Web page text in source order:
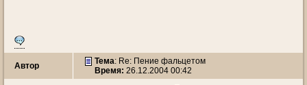
Автор Тема: Re: Пение фальцетом
Время: 26.12.2004 00:42